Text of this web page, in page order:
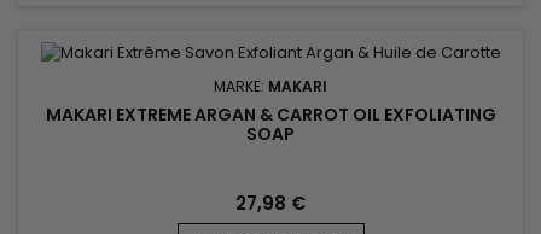
MARKE: MAKARI
MAKARI EXTREME ARGAN & CARROT OIL EXFOLIATING
SOAP
27,98 €